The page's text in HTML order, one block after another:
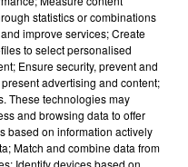
entrées pour le
Automobile au
- Gagnez
en famille au cœur
statistics or combinations
improve services; Create
to select personalised
Ensure security, prevent and
advertising and content;
These technologies may
and browsing data to offer
based on information actively
Match and combine data from
Identify devices based on